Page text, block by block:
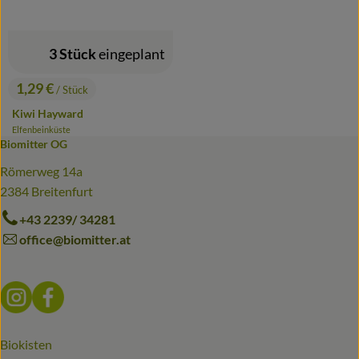
, Preis:
1,29 €/ Stück
Kiwi Hayward
, Herkunft:
Elfenbeinküste
3 Stückeingeplant
Biomitter OG
Römerweg 14a
2384 Breitenfurt
+43 2239/ 34281
office@biomitter.at
Externer Link zu https://www.instagram.com/
Externer Link zu https://www.facebook.com/
Biokisten